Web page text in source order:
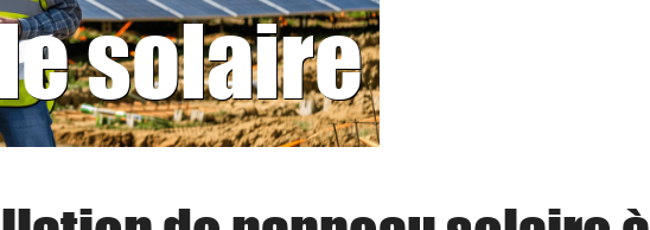
solaire